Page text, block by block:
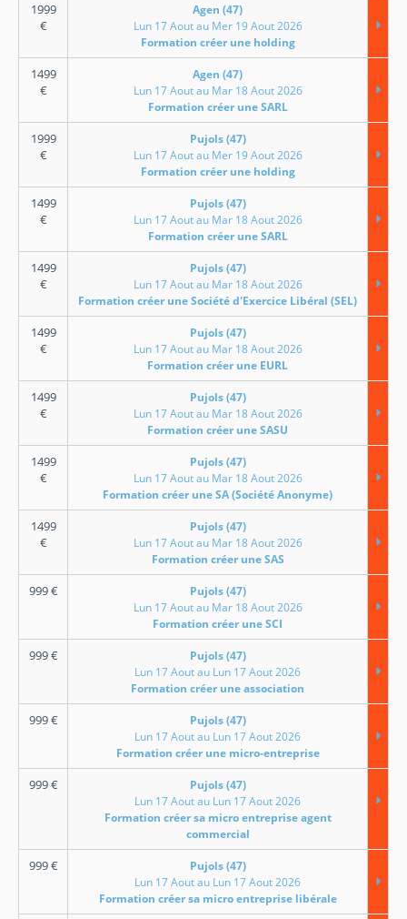
1999
€
Agen (47)
Lun 17 Aout au Mer 19 Aout 2026
Formation créer une holding
1499
€
Agen (47)
Lun 17 Aout au Mar 18 Aout 2026
Formation créer une SARL
1999
€
Pujols (47)
Lun 17 Aout au Mer 19 Aout 2026
Formation créer une holding
1499
€
Pujols (47)
Lun 17 Aout au Mar 18 Aout 2026
Formation créer une SARL
1499
€
Pujols (47)
Lun 17 Aout au Mar 18 Aout 2026
Formation créer une Société d'Exercice Libéral (SEL)
1499
€
Pujols (47)
Lun 17 Aout au Mar 18 Aout 2026
Formation créer une EURL
1499
€
Pujols (47)
Lun 17 Aout au Mar 18 Aout 2026
Formation créer une SASU
1499
€
Pujols (47)
Lun 17 Aout au Mar 18 Aout 2026
Formation créer une SA (Société Anonyme)
1499
€
Pujols (47)
Lun 17 Aout au Mar 18 Aout 2026
Formation créer une SAS
999€
Pujols (47)
Lun 17 Aout au Mar 18 Aout 2026
Formation créer une SCI
999€
Pujols (47)
Lun 17 Aout au Lun 17 Aout 2026
Formation créer une association
999€
Pujols (47)
Lun 17 Aout au Lun 17 Aout 2026
Formation créer une micro-entreprise
999€
Pujols (47)
Lun 17 Aout au Lun 17 Aout 2026
Formation créer sa micro entreprise agent
commercial
999€
Pujols (47)
Lun 17 Aout au Lun 17 Aout 2026
Formation créer sa micro entreprise libérale